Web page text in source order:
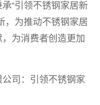
“引领不锈钢家居新
，为推动不锈钢家居
为消费者创造更加
司：引领不锈钢家